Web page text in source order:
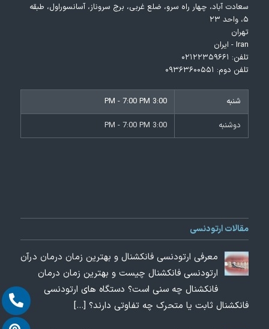
سعادت آباد، چهار راه سرو، ضلع غربی، برج سروناز، آسانسوراول، طبقه
۵، واحد ۲۳
تهران
Iran - ایران
تلفن: ۰۲۱۲۲۳۵۹۶۶۱
تلفن دوم: ۰۹۳۶۳۶۰۰۵۵۱
شنبه
3:00 PM - 7:00 PM
دوشنبه
3:00 PM - 7:00 PM
مقالات ارتودنسی
معرفی ارتودنسی فانکشنال و بهترین زمان درمان درآن
ارتودنسی فانکشنال چیست و بهترین زمان درمان
فانکشنال چه سنی است؟ دستگاه های ارتودنسی
فانکشنال ثابت یا متحرک چه تفاوتی دارند؟[…]